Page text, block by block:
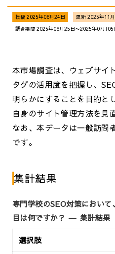
投稿 2025年06月24日
更新 2025年11
調査期間 2025年06月25日〜2025年07月05
本市場調査は、ウェブサイ
タグの活用度を把握し、
明らかにすることを目的と
自身のサイト管理方法を見
なお、本データは一般訪問
です。
集計結果
専門学校のSEO対策におい
目は何ですか？ ― 集計結果
選択肢